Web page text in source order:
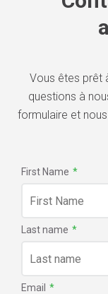
Vous êtes prêt
questions à
formulaire et
First Name *
Last name *
Email *